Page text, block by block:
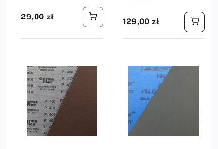
Cena regularna
29,00 zł
Cena regularna
129,00 zł